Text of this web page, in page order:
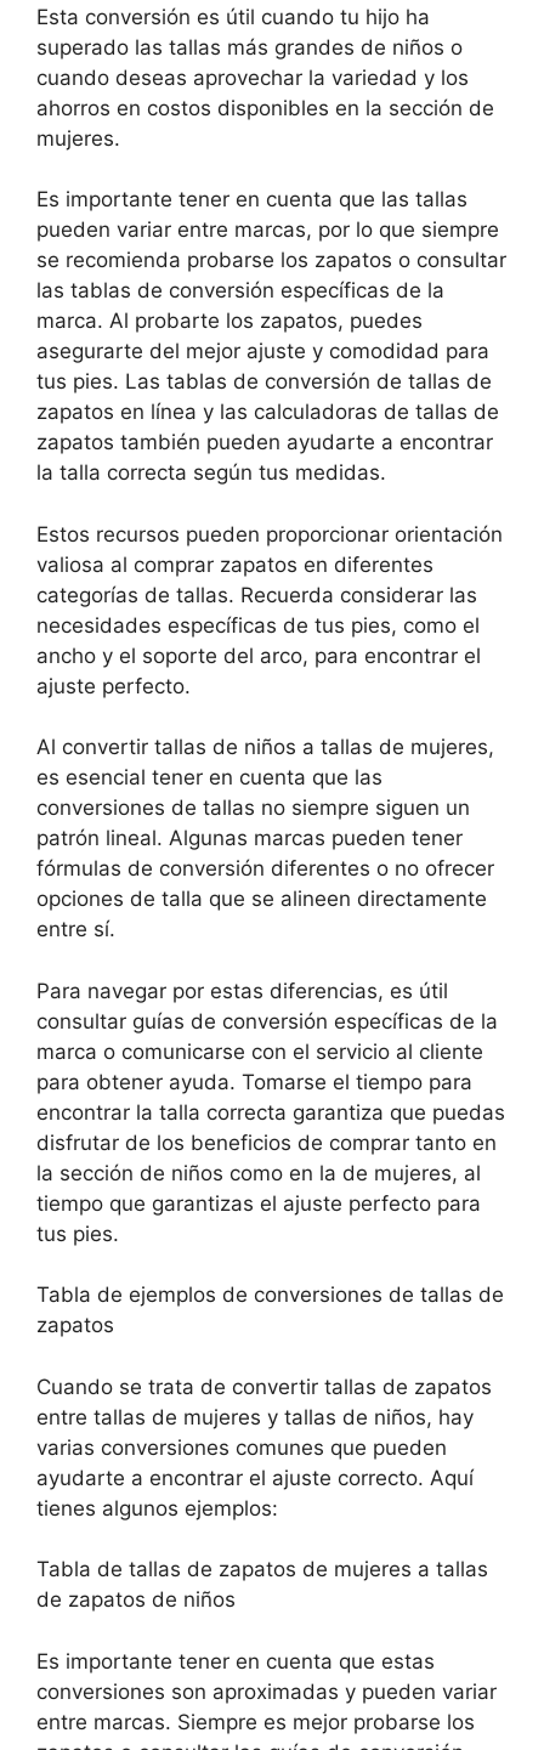
Esta conversión es útil cuando tu hijo ha
superado las tallas más grandes de niños o
cuando deseas aprovechar la variedad y los
ahorros en costos disponibles en la sección de
mujeres.
Es importante tener en cuenta que las tallas
pueden variar entre marcas, por lo que siempre
se recomienda probarse los zapatos o consultar
las tablas de conversión específicas de la
marca. Al probarte los zapatos, puedes
asegurarte del mejor ajuste y comodidad para
tus pies. Las tablas de conversión de tallas de
zapatos en línea y las calculadoras de tallas de
zapatos también pueden ayudarte a encontrar
la talla correcta según tus medidas.
Estos recursos pueden proporcionar orientación
valiosa al comprar zapatos en diferentes
categorías de tallas. Recuerda considerar las
necesidades específicas de tus pies, como el
ancho y el soporte del arco, para encontrar el
ajuste perfecto.
Al convertir tallas de niños a tallas de mujeres,
es esencial tener en cuenta que las
conversiones de tallas no siempre siguen un
patrón lineal. Algunas marcas pueden tener
fórmulas de conversión diferentes o no ofrecer
opciones de talla que se alineen directamente
entre sí.
Para navegar por estas diferencias, es útil
consultar guías de conversión específicas de la
marca o comunicarse con el servicio al cliente
para obtener ayuda. Tomarse el tiempo para
encontrar la talla correcta garantiza que puedas
disfrutar de los beneficios de comprar tanto en
la sección de niños como en la de mujeres, al
tiempo que garantizas el ajuste perfecto para
tus pies.
Tabla de ejemplos de conversiones de tallas de
zapatos
Cuando se trata de convertir tallas de zapatos
entre tallas de mujeres y tallas de niños, hay
varias conversiones comunes que pueden
ayudarte a encontrar el ajuste correcto. Aquí
tienes algunos ejemplos:
Tabla de tallas de zapatos de mujeres a tallas
de zapatos de niños
Es importante tener en cuenta que estas
conversiones son aproximadas y pueden variar
entre marcas. Siempre es mejor probarse los